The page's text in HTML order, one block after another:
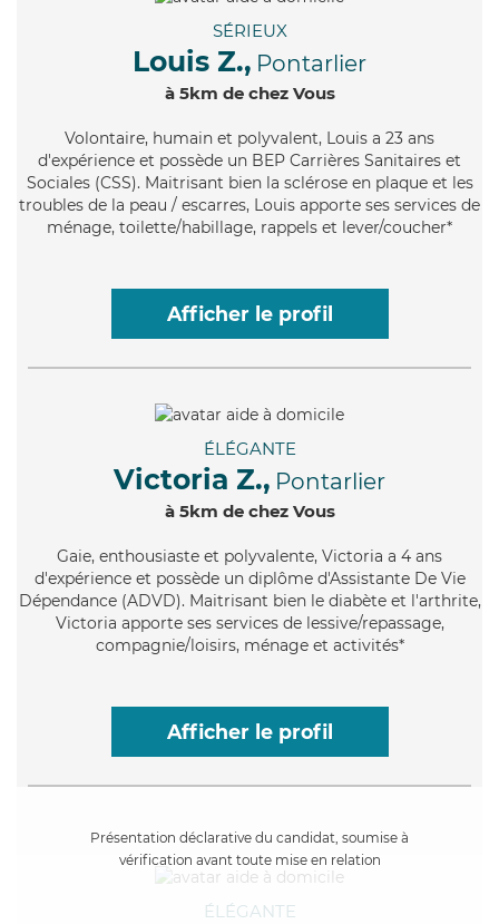
SÉRIEUX
Louis Z., Pontarlier
à 5km de chez Vous
Volontaire, humain et polyvalent, Louis a 23 ans
d'expérience et possède un BEP Carrières Sanitaires et
Sociales (CSS). Maitrisant bien la sclérose en plaque et les
troubles de la peau / escarres, Louis apporte ses services de
ménage, toilette/habillage, rappels et lever/coucher*
Afficher le profil
ÉLÉGANTE
Victoria Z., Pontarlier
à 5km de chez Vous
Gaie, enthousiaste et polyvalente, Victoria a 4 ans
d'expérience et possède un diplôme d'Assistante De Vie
Dépendance (ADVD). Maitrisant bien le diabète et l'arthrite,
Victoria apporte ses services de lessive/repassage,
compagnie/loisirs, ménage et activités*
Afficher le profil
Présentation déclarative du candidat, soumise à
vérification avant toute mise en relation
ÉLÉGANTE